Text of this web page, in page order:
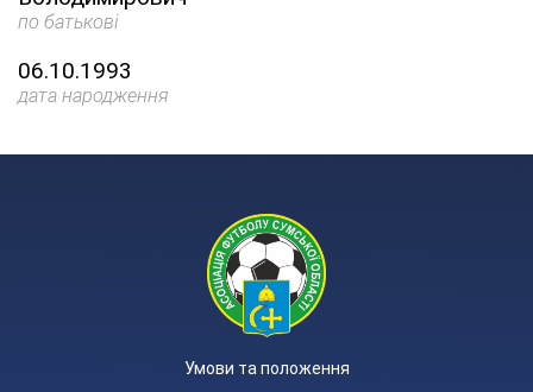
по батькові
06.10.1993
дата народження
Умови та положення